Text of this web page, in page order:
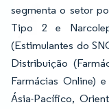
segmenta o setor
Tipo 2 e
(Estimulantes do
Distribuição
Farmácias Online)
Ásia-Pacífico,